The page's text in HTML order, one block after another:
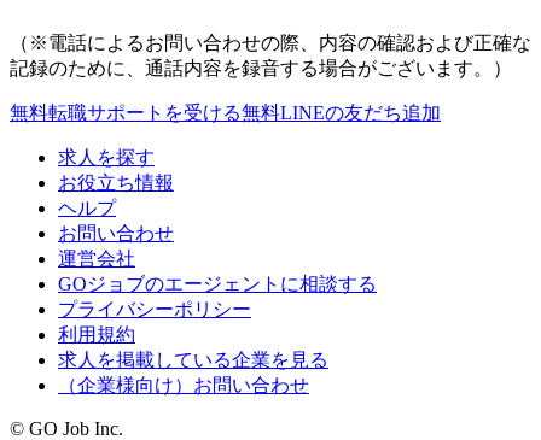
（※電話によるお問い合わせの際、内容の確認および正確な
記録のために、通話内容を録音する場合がございます。）
無料転職サポートを受ける無料LINEの友だち追加
求人を探す
お役立ち情報
ヘルプ
お問い合わせ
運営会社
GOジョブのエージェントに相談する
プライバシーポリシー
利用規約
求人を掲載している企業を見る
（企業様向け）お問い合わせ
© GO Job Inc.